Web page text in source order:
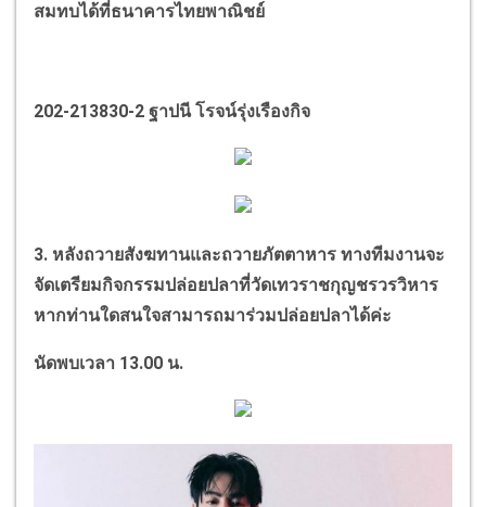
สมทบได้ที่ธนาคารไทยพาณิชย์
202-213830-2 ฐาปนี โรจน์รุ่งเรืองกิจ
3. หลังถวายสังฆทานและถวายภัตตาหาร ทางทีมงานจะ
จัดเตรียมกิจกรรมปล่อยปลาที่วัดเทวราชกุญชรวรวิหาร
หากท่านใดสนใจสามารถมาร่วมปล่อยปลาได้ค่ะ
นัดพบเวลา 13.00 น.